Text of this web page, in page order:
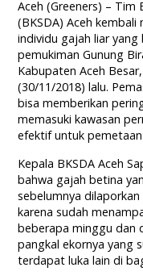
Aceh (Greeners) – Tim
(BKSDA) Aceh
individu gajah liar
pemukiman Gunung
Kabupaten Aceh
(30/11/2018) lalu.
bisa memberikan
memasuki kawasan
efektif untuk
Kepala BKSDA Aceh
bahwa gajah betina
sebelumnya
karena sudah
beberapa minggu dan
pangkal ekornya yang
terdapat luka lain di